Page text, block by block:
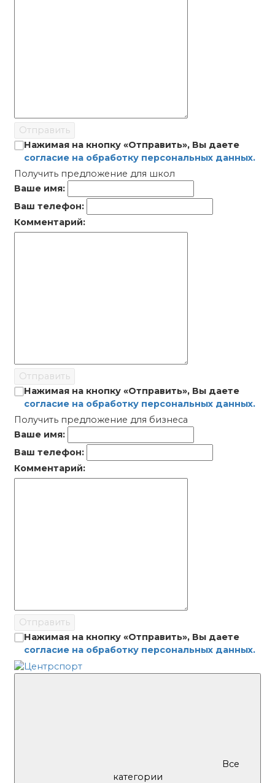
Отправить
Нажимая на кнопку «Отправить», Вы даете
согласие на обработку персональных данных.
Получить предложение для школ
Ваше имя:
Ваш телефон:
Комментарий:
Отправить
Нажимая на кнопку «Отправить», Вы даете
согласие на обработку персональных данных.
Получить предложение для бизнеса
Ваше имя:
Ваш телефон:
Комментарий:
Отправить
Нажимая на кнопку «Отправить», Вы даете
согласие на обработку персональных данных.
Все
категории